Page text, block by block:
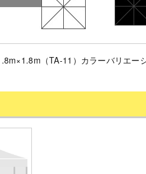
（TA-11）カラーバリエー